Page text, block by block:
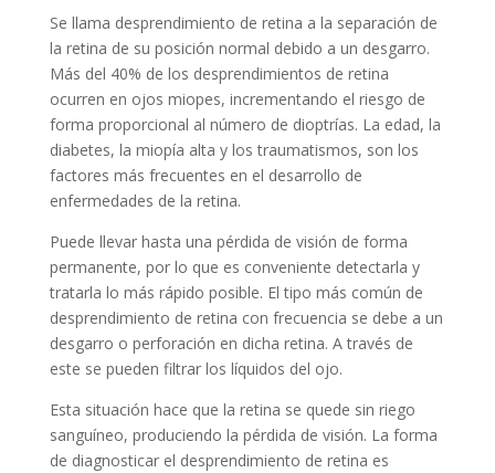
Se llama desprendimiento de retina a la separación de
la retina de su posición normal debido a un desgarro.
Más del 40% de los desprendimientos de retina
ocurren en ojos miopes, incrementando el riesgo de
forma proporcional al número de dioptrías. La edad, la
diabetes, la miopía alta y los traumatismos, son los
factores más frecuentes en el desarrollo de
enfermedades de la retina.
Puede llevar hasta una pérdida de visión de forma
permanente, por lo que es conveniente detectarla y
tratarla lo más rápido posible. El tipo más común de
desprendimiento de retina con frecuencia se debe a un
desgarro o perforación en dicha retina. A través de
este se pueden filtrar los líquidos del ojo.
Esta situación hace que la retina se quede sin riego
sanguíneo, produciendo la pérdida de visión. La forma
de diagnosticar el desprendimiento de retina es